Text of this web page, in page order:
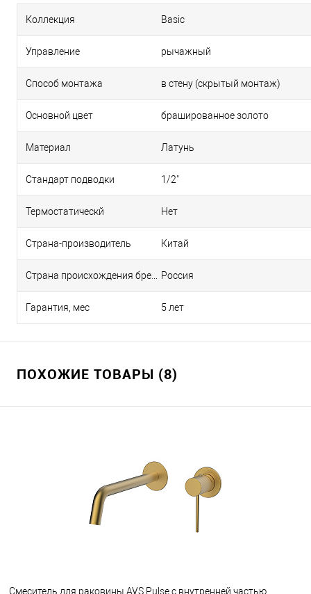
Коллекция Basic
Управление рычажный
Способ монтажа в стену (скрытый монтаж)
Основной цвет брашированное золото
Материал Латунь
Стандарт подводки 1/2"
Термостатическй Нет
Страна-производитель Китай
Россия
Гарантия, мес 5 лет
ПОХОЖИЕ ТОВАРЫ (8)
Смеситель для раковины AVS Pulse с внутренней частью,